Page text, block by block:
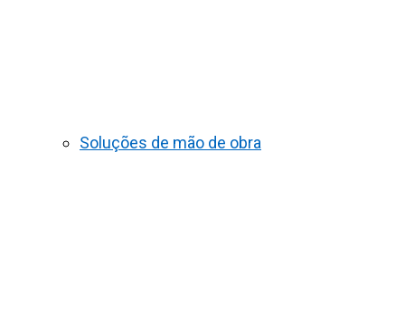
Soluções de mão de obra